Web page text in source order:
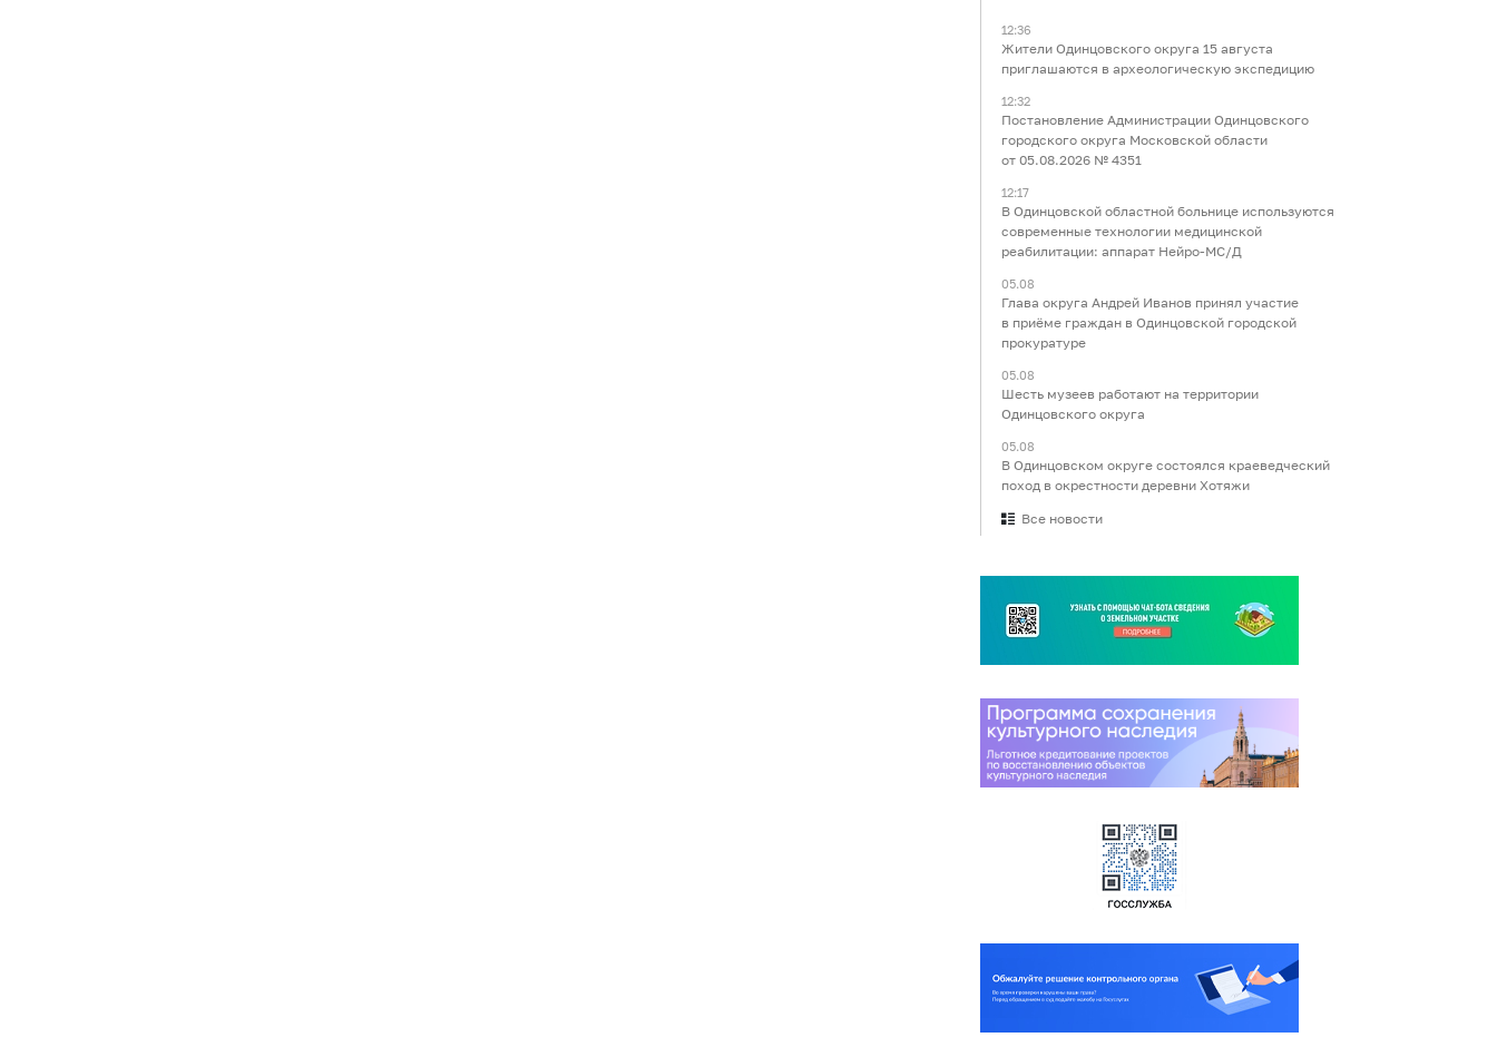
12:36
Жители Одинцовского округа 15 августа
приглашаются в археологическую экспедицию
12:32
Постановление Администрации Одинцовского
городского округа Московской области
от 05.08.2026 № 4351
12:17
В Одинцовской областной больнице используются
современные технологии медицинской
реабилитации: аппарат Нейро-МС/Д
05.08
Глава округа Андрей Иванов принял участие
в приёме граждан в Одинцовской городской
прокуратуре
05.08
Шесть музеев работают на территории
Одинцовского округа
05.08
В Одинцовском округе состоялся краеведческий
поход в окрестности деревни Хотяжи
Все новости